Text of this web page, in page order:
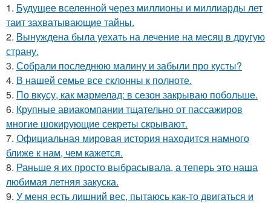
1. Будущее вселенной через миллионы и миллиарды лет
таит захватывающие тайны.
2. Вынуждена была уехать на лечение на месяц в другую
страну.
3. Собрали последнюю малину и забыли про кусты?
4. В нашей семье все склонны к полноте.
5. По вкусу, как мармелад: в сезон закрываю побольше.
6. Крупные авиакомпании тщательно от пассажиров
многие шокирующие секреты скрывают.
7. Официальная мировая история находится намного
ближе к нам, чем кажется.
8. Раньше я их просто выбрасывала, а теперь это наша
любимая летняя закуска.
9. У меня есть лишний вес, пытаюсь как-то двигаться и